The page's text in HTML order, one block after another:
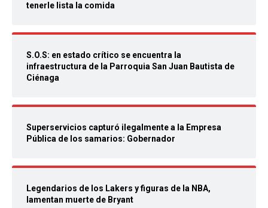
tenerle lista la comida
S.O.S: en estado crítico se encuentra la
infraestructura de la Parroquia San Juan Bautista de
Ciénaga
Superservicios capturó ilegalmente a la Empresa
Pública de los samarios: Gobernador
Legendarios de los Lakers y figuras de la NBA,
lamentan muerte de Bryant